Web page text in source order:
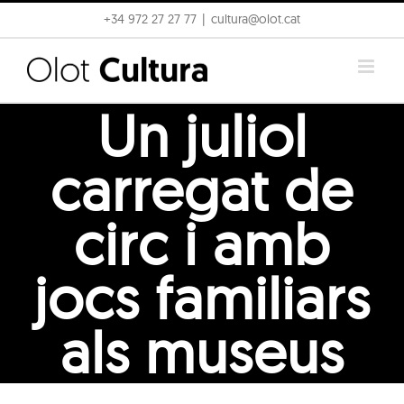
to
content
+34 972 27 27 77 cultura@olot.cat
Un juliol
carregat de
circ i amb
jocs familiars
als museus